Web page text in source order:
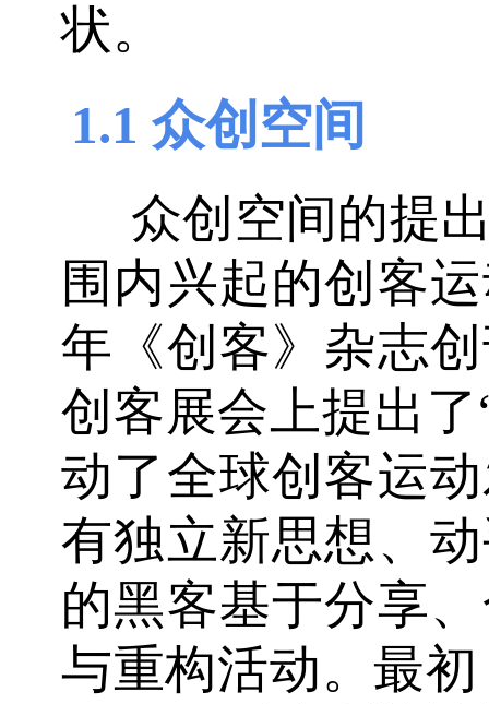
状。
1.1 众创空间
众创空间的提
围内兴起的创客
年《创客》杂志
创客展会上提出
动了全球创客运
有独立新思想、
的黑客基于分享
与重构活动。最